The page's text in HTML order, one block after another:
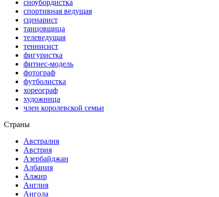
сноубордистка
спортивная ведущая
сценарист
танцовщица
телеведущая
теннисист
фигуристка
фитнес-модель
фотограф
футболистка
хореограф
художница
член королевской семьи
Страны
Австралия
Австрия
Азербайджан
Албания
Алжир
Англия
Ангола